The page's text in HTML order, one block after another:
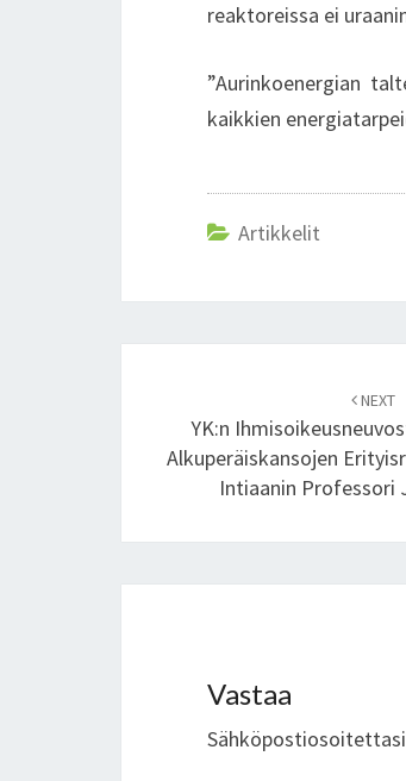
reaktoreissa ei
”Aurinkoenergian
kaikkien
Artikkelit
navigation
NEXT
YK:n
Alkuperäiskansojen
Intiaanin Professori
Vastaa